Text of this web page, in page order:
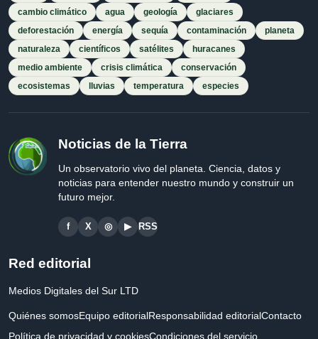
cambio climático
agua geología
glaciares
deforestación
energía sequía contaminación
planeta
naturaleza
científicos satélites
huracanes
medio ambiente
crisis climática
conservación
ecosistemas
lluvias temperatura especies
Noticias de la Tierra
Un observatorio vivo del planeta. Ciencia, datos y
noticias para entender nuestro mundo y construir un
futuro mejor.
f X ◎ ▶ RSS
Red editorial
Medios Digitales del Sur LTD
Quiénes somosEquipo editorialResponsabilidad editorialContacto
Política de privacidad y cookiesCondiciones del servicio